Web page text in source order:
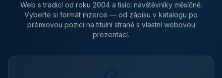
Web s tradicí od roku 2004 a tisíci návštěvníky měsíčně.
Vyberte si formát inzerce — od zápisu v katalogu po
prémiovou pozici na titulní straně s vlastní webovou
prezentací.